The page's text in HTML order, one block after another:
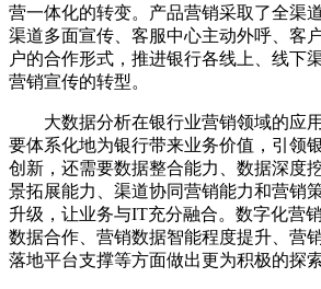
营一体化的转变。产品营销采取了全渠
渠道多面宣传、客服中心主动外呼、客
户的合作形式，推进银行各线上、线下
营销宣传的转型。
大数据分析在银行业营销领域的应用
要体系化地为银行带来业务价值，引领
创新，还需要数据整合能力、数据深度
景拓展能力、渠道协同营销能力和营销
升级，让业务与IT充分融合。数字化营
数据合作、营销数据智能程度提升、营
落地平台支撑等方面做出更为积极的探